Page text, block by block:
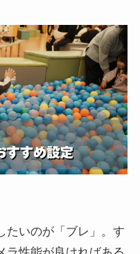
たいのが「ブレ」。す